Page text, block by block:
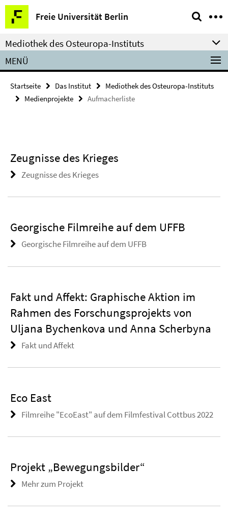
Springe
direkt
zu
Inhalt
Freie Universität Berlin
Service-
Navigation
Mediothek des Osteuropa-Instituts
MENÜ
Startseite Das Institut
Mediothek des Osteuropa-Instituts
Medienprojekte
Aufmacherliste
Zeugnisse des Krieges
Zeugnisse des Krieges
Georgische Filmreihe auf dem UFFB
Georgische Filmreihe auf dem UFFB
Fakt und Affekt: Graphische Aktion im
Rahmen des Forschungsprojekts von
Uljana Bychenkova und Anna Scherbyna
Fakt und Affekt
Eco East
Filmreihe "EcoEast" auf dem Filmfestival Cottbus 2022
Projekt „Bewegungsbilder“
Mehr zum Projekt